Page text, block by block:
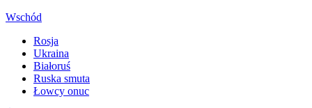
Wschód
Rosja
Ukraina
Białoruś
Ruska smuta
Łowcy onuc